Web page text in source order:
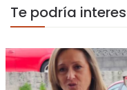
Te podría